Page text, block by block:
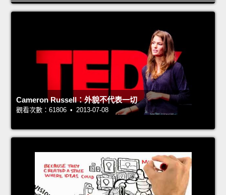
Cameron Russell：外貌不代表一切
觀看次數：61806 • 2013-07-08